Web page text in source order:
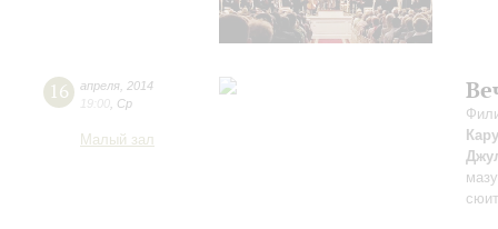
16 апреля 2014
19:00 Ср
Малый зал